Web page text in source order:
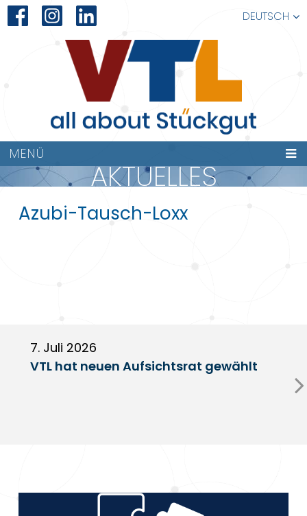
DEUTSCH
MENÜ
AKTUELLES
Azubi-Tausch-Loxx
7. Juli 2026
VTL hat neuen Aufsichtsrat gewählt